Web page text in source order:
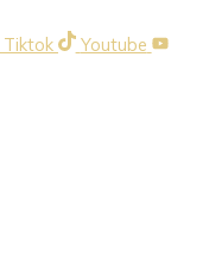
Tiktok Youtube